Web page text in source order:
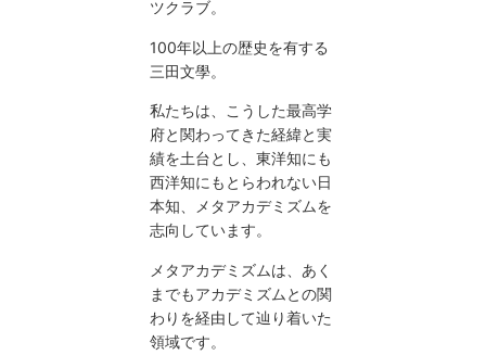
ツクラブ。
100年以上の歴史を有する
三田文學。
私たちは、こうした最高学
府と関わってきた経緯と実
績を土台とし、東洋知にも
西洋知にもとらわれない日
本知、メタアカデミズムを
志向しています。
メタアカデミズムは、あく
までもアカデミズムとの関
わりを経由して辿り着いた
領域です。